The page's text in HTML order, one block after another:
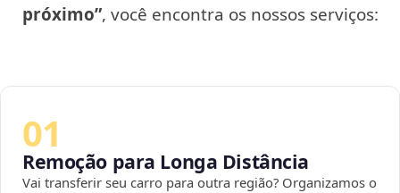
próximo”, você encontra os nossos serviços:
01
Remoção para Longa Distância
Vai transferir seu carro para outra região? Organizamos o